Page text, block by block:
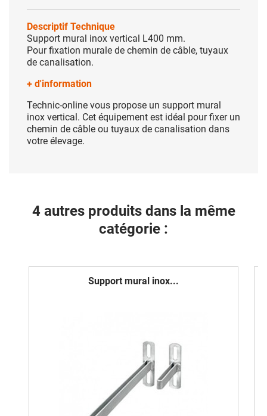
Descriptif Technique
Support mural inox vertical L400 mm.
Pour fixation murale de chemin de câble, tuyaux
de canalisation.
+ d'information
Technic-online vous propose un support mural
inox vertical. Cet équipement est idéal pour fixer un
chemin de câble ou tuyaux de canalisation dans
votre élevage.
4 autres produits dans la même
catégorie :
Support mural inox...